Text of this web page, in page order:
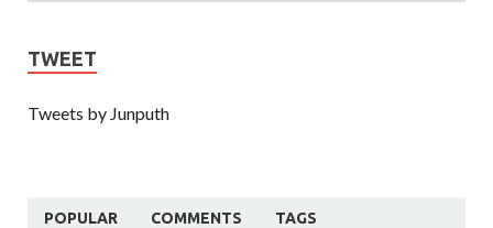
TWEET
Tweets by Junputh
POPULAR COMMENTS TAGS